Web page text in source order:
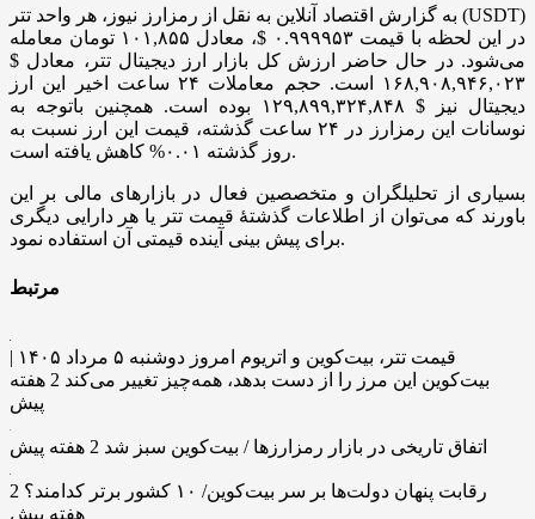
به گزارش اقتصاد آنلاین به نقل از رمزارز نیوز، هر واحد تتر (USDT)
در این لحظه با قیمت ۰.۹۹۹۹۵۳ $، معادل ۱۰۱,۸۵۵ تومان معامله
می‌شود. در حال حاضر ارزش کل بازار ارز دیجیتال تتر، معادل $
۱۶۸,۹۰۸,۹۴۶,۰۲۳ است. حجم معاملات ۲۴ ساعت اخیر این ارز
دیجیتال نیز $ ۱۲۹,۸۹۹,۳۲۴,۸۴۸ بوده است. همچنین باتوجه به
نوسانات این رمزارز در ۲۴ ساعت گذشته، قیمت این ارز نسبت به
روز گذشته ۰.۰۱% کاهش یافته است.
بسیاری از تحلیلگران و متخصصین فعال در بازار‌های مالی بر این
باورند که می‌توان از اطلاعات گذشتۀ قیمت تتر یا هر دارایی دیگری
برای پیش بینی آینده قیمتی آن استفاده نمود.
مرتبط
قیمت تتر، بیت‌کوین و اتریوم امروز دوشنبه ۵ مرداد ۱۴۰۵ |
بیت‌کوین این مرز را از دست بدهد، همه‌چیز تغییر می‌کند
2 هفته
پیش
اتفاق تاریخی در بازار رمزارزها / بیت‌کوین سبز شد 2 هفته پیش
رقابت پنهان دولت‌ها بر سر بیت‌کوین/ ۱۰ کشور برتر کدامند؟
2
هفته پیش